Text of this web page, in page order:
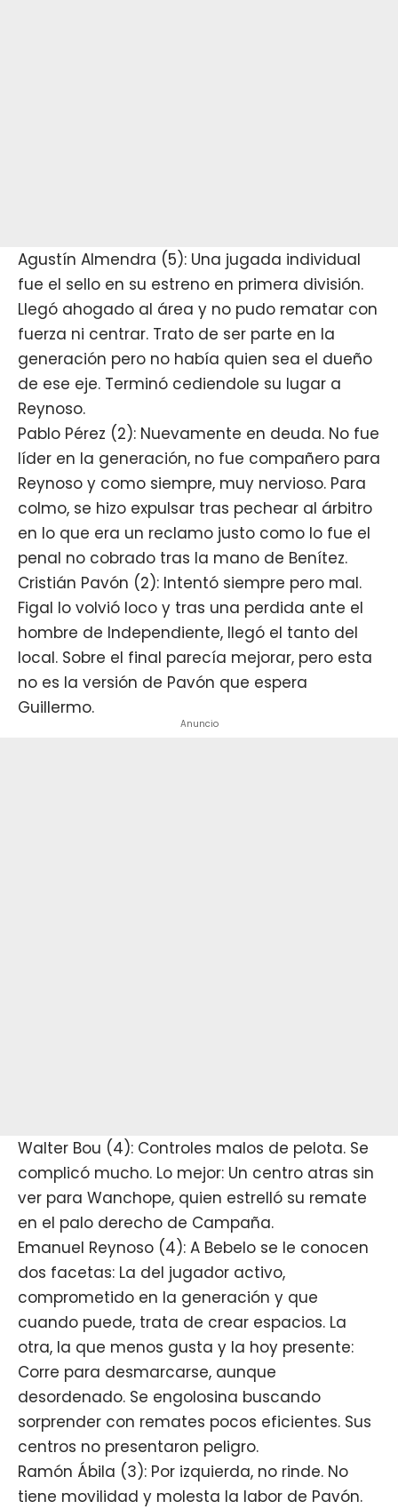
Agustín Almendra (5): Una jugada individual
fue el sello en su estreno en primera división.
Llegó ahogado al área y no pudo rematar con
fuerza ni centrar. Trato de ser parte en la
generación pero no había quien sea el dueño
de ese eje. Terminó cediendole su lugar a
Reynoso.
Pablo Pérez (2): Nuevamente en deuda. No fue
líder en la generación, no fue compañero para
Reynoso y como siempre, muy nervioso. Para
colmo, se hizo expulsar tras pechear al árbitro
en lo que era un reclamo justo como lo fue el
penal no cobrado tras la mano de Benítez.
Cristián Pavón (2): Intentó siempre pero mal.
Figal lo volvió loco y tras una perdida ante el
hombre de Independiente, llegó el tanto del
local. Sobre el final parecía mejorar, pero esta
no es la versión de Pavón que espera
Guillermo.
Anuncio
Walter Bou (4): Controles malos de pelota. Se
complicó mucho. Lo mejor: Un centro atras sin
ver para Wanchope, quien estrelló su remate
en el palo derecho de Campaña.
Emanuel Reynoso (4): A Bebelo se le conocen
dos facetas: La del jugador activo,
comprometido en la generación y que
cuando puede, trata de crear espacios. La
otra, la que menos gusta y la hoy presente:
Corre para desmarcarse, aunque
desordenado. Se engolosina buscando
sorprender con remates pocos eficientes. Sus
centros no presentaron peligro.
Ramón Ábila (3): Por izquierda, no rinde. No
tiene movilidad y molesta la labor de Pavón.